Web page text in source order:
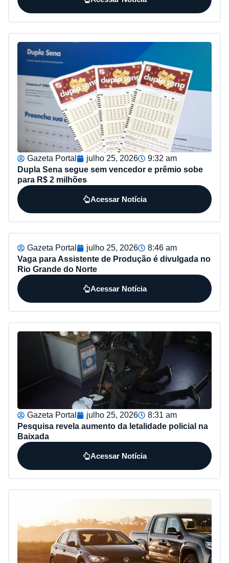
Gazeta Portal julho 25, 2026
9:32 am
Dupla Sena segue sem vencedor e prêmio sobe
para R$ 2 milhões
Acessar Notícia
Gazeta Portal julho 25, 2026
8:46 am
Vaga para Assistente de Produção é divulgada no
Rio Grande do Norte
Acessar Notícia
Gazeta Portal julho 25, 2026
8:31 am
Pesquisa revela aumento da letalidade policial na
Baixada
Acessar Notícia